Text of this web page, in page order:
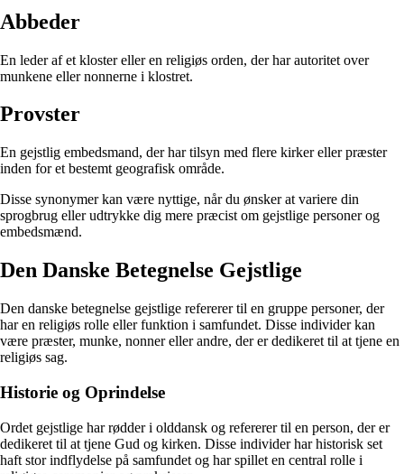
Abbeder
En leder af et kloster eller en religiøs orden, der har autoritet over
munkene eller nonnerne i klostret.
Provster
En gejstlig embedsmand, der har tilsyn med flere kirker eller præster
inden for et bestemt geografisk område.
Disse synonymer kan være nyttige, når du ønsker at variere din
sprogbrug eller udtrykke dig mere præcist om gejstlige personer og
embedsmænd.
Den Danske Betegnelse Gejstlige
Den danske betegnelse gejstlige refererer til en gruppe personer, der
har en religiøs rolle eller funktion i samfundet. Disse individer kan
være præster, munke, nonner eller andre, der er dedikeret til at tjene en
religiøs sag.
Historie og Oprindelse
Ordet gejstlige har rødder i olddansk og refererer til en person, der er
dedikeret til at tjene Gud og kirken. Disse individer har historisk set
haft stor indflydelse på samfundet og har spillet en central rolle i